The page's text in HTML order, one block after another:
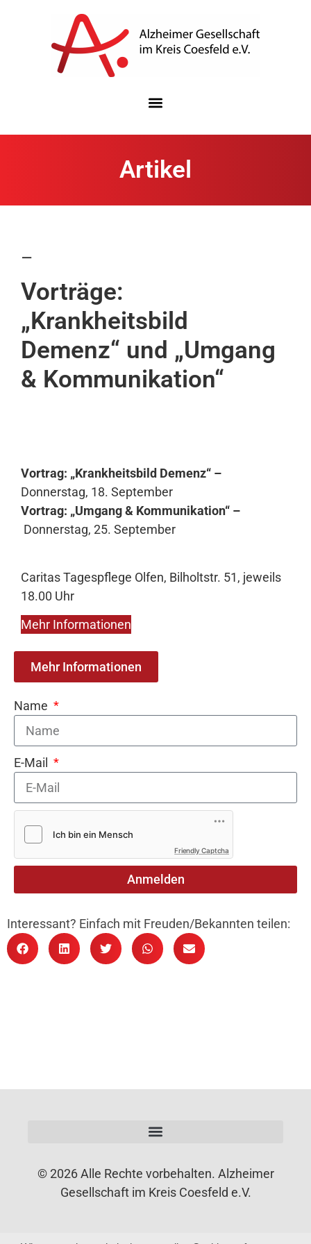
Artikel
–
Vorträge:
„Krankheitsbild
Demenz“ und „Umgang
& Kommunikation“
Vortrag: „Krankheitsbild Demenz“ –
Donnerstag, 18. September
Vortrag: „Umgang & Kommunikation“ –
Donnerstag, 25. September
Caritas Tagespflege Olfen, Bilholtstr. 51, jeweils
18.00 Uhr
Mehr Informationen
Mehr Informationen
Name
E-Mail
Friendly Captcha
Anmelden
Interessant? Einfach mit Freuden/Bekannten teilen:
© 2026 Alle Rechte vorbehalten. Alzheimer
Gesellschaft im Kreis Coesfeld e.V.